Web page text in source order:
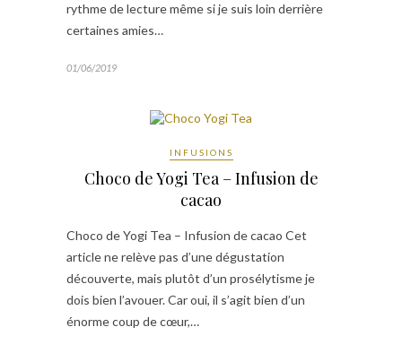
rythme de lecture même si je suis loin derrière
certaines amies…
01/06/2019
INFUSIONS
Choco de Yogi Tea – Infusion de
cacao
Choco de Yogi Tea – Infusion de cacao Cet
article ne relève pas d’une dégustation
découverte, mais plutôt d’un prosélytisme je
dois bien l’avouer. Car oui, il s’agit bien d’un
énorme coup de cœur,…